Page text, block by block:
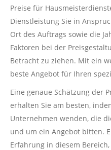
Preise für
Dienstleistung Sie in
Ort des Auftrags sowie die
Faktoren bei der
Betracht zu ziehen. Mit ein
beste Angebot für Ihren
Eine genaue Schätzung der
erhalten Sie am besten,
Unternehmen wenden, die
und um ein Angebot bitten.
Erfahrung in diesem